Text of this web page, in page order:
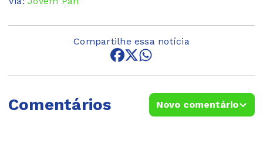
Compartilhe essa notícia
Comentários Novo comentário